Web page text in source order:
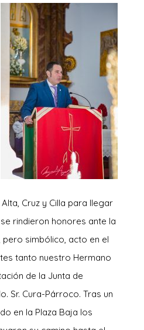
Cruz y Cilla para llegar
rindieron honores ante la
pero simbólico, acto en el
tanto nuestro Hermano
de la Junta de
Sr. Cura-Párroco. Tras un
en la Plaza Baja los